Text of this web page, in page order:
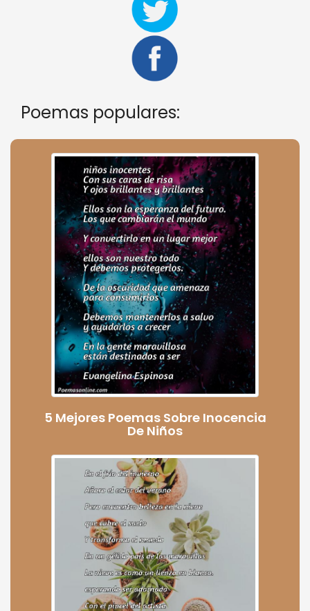
Poemas populares:
5 Mejores Poemas Sobre Inocencia
De Niños